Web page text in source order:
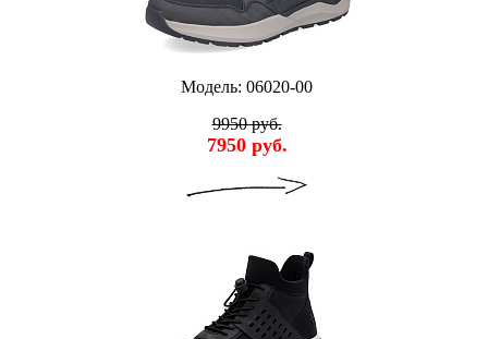
Модель: 06020-00
9950 руб.
7950 руб.